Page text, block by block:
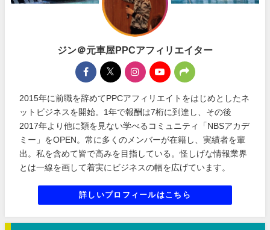
ジン＠元車屋PPCアフィリエイター
2015年に前職を辞めてPPCアフィリエイトをはじめとしたネ
ットビジネスを開始。1年で報酬は7桁に到達し、その後
2017年より他に類を見ない学べるコミュニティ「NBSアカデ
ミー」をOPEN。常に多くのメンバーが在籍し、実績者を輩
出。私を含めて皆で高みを目指している。怪しげな情報業界
とは一線を画して着実にビジネスの幅を広げています。
詳しいプロフィールはこちら